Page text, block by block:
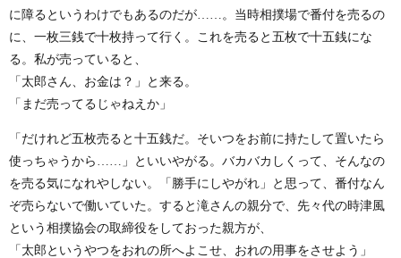
に障るというわけでもあるのだが……。当時相撲場で番付を売るの
に、一枚三銭で十枚持って行く。これを売ると五枚で十五銭にな
る。私が売っていると、
「太郎さん、お金は？」と来る。
「まだ売ってるじゃねえか」
「だけれど五枚売ると十五銭だ。そいつをお前に持たして置いたら
使っちゃうから……」といいやがる。バカバカしくって、そんなの
を売る気になれやしない。「勝手にしやがれ」と思って、番付なん
ぞ売らないで働いていた。すると滝さんの親分で、先々代の時津風
という相撲協会の取締役をしておった親方が、
「太郎というやつをおれの所へよこせ、おれの用事をさせよう」